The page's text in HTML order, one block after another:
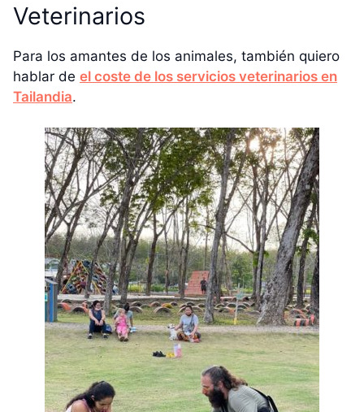
Veterinarios
Para los amantes de los animales, también quiero
hablar de el coste de los servicios veterinarios en
Tailandia.